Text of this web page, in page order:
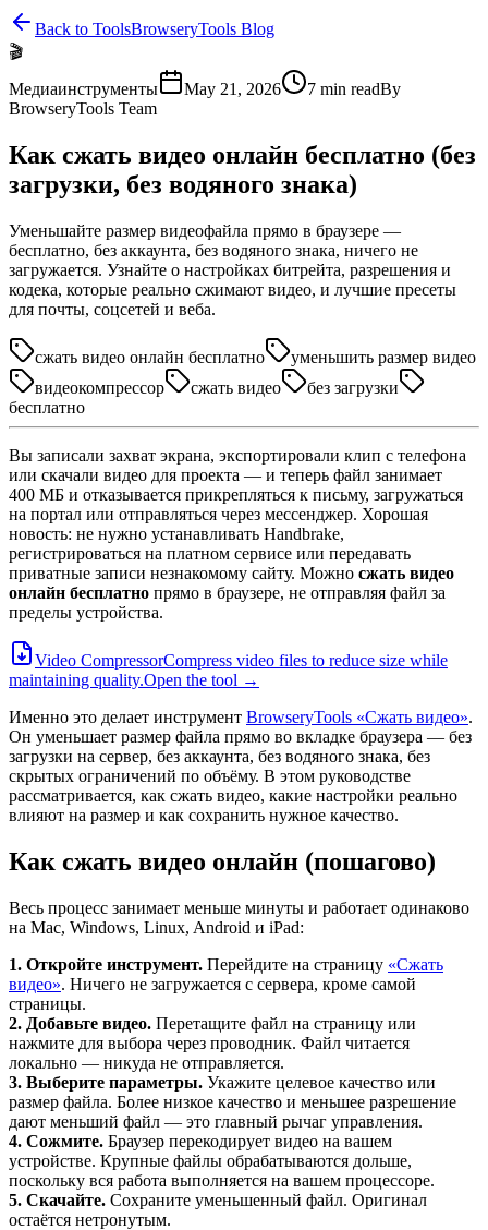
Back to ToolsBrowseryTools Blog
🎬
Медиаинструменты
May 21, 2026 7 min readBy
BrowseryTools Team
Как сжать видео онлайн бесплатно (без
загрузки, без водяного знака)
Уменьшайте размер видеофайла прямо в браузере —
бесплатно, без аккаунта, без водяного знака, ничего не
загружается. Узнайте о настройках битрейта, разрешения и
кодека, которые реально сжимают видео, и лучшие пресеты
для почты, соцсетей и веба.
сжать видео онлайн бесплатно
уменьшить размер видео
видеокомпрессор
сжать видео
без загрузки
бесплатно
Вы записали захват экрана, экспортировали клип с телефона
или скачали видео для проекта — и теперь файл занимает
400 МБ и отказывается прикрепляться к письму, загружаться
на портал или отправляться через мессенджер. Хорошая
новость: не нужно устанавливать Handbrake,
регистрироваться на платном сервисе или передавать
приватные записи незнакомому сайту. Можно сжать видео
онлайн бесплатно прямо в браузере, не отправляя файл за
пределы устройства.
Video CompressorCompress video files to reduce size while
maintaining quality.Open the tool →
Именно это делает инструмент BrowseryTools «Сжать видео».
Он уменьшает размер файла прямо во вкладке браузера — без
загрузки на сервер, без аккаунта, без водяного знака, без
скрытых ограничений по объёму. В этом руководстве
рассматривается, как сжать видео, какие настройки реально
влияют на размер и как сохранить нужное качество.
Как сжать видео онлайн (пошагово)
Весь процесс занимает меньше минуты и работает одинаково
на Mac, Windows, Linux, Android и iPad:
1. Откройте инструмент. Перейдите на страницу «Сжать
видео». Ничего не загружается с сервера, кроме самой
страницы.
2. Добавьте видео. Перетащите файл на страницу или
нажмите для выбора через проводник. Файл читается
локально — никуда не отправляется.
3. Выберите параметры. Укажите целевое качество или
размер файла. Более низкое качество и меньшее разрешение
дают меньший файл — это главный рычаг управления.
4. Сожмите. Браузер перекодирует видео на вашем
устройстве. Крупные файлы обрабатываются дольше,
поскольку вся работа выполняется на вашем процессоре.
5. Скачайте. Сохраните уменьшенный файл. Оригинал
остаётся нетронутым.